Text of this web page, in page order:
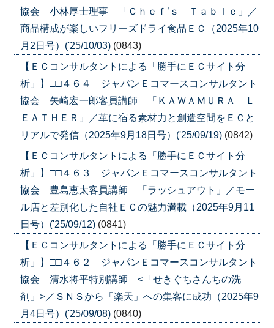
協会 小林厚士理事 「Ｃｈｅｆ’ｓ Ｔａｂｌｅ」／
商品構成が楽しいフリーズドライ食品ＥＣ（2025年10
月2日号）('25/10/03) (0843)
【ＥＣコンサルタントによる「勝手にＥＣサイト分
析」】□□４６４ ジャパンＥコマースコンサルタント
協会 矢崎宏一郎客員講師 「ＫＡＷＡＭＵＲＡ Ｌ
ＥＡＴＨＥＲ」／革に宿る素材力と創造空間をＥＣと
リアルで発信（2025年9月18日号）('25/09/19) (0842)
【ＥＣコンサルタントによる「勝手にＥＣサイト分
析」】□□４６３ ジャパンＥコマースコンサルタント
協会 豊島恵太客員講師 「ラッシュアウト」／モー
ル店と差別化した自社ＥＣの魅力満載（2025年9月11
日号）('25/09/12) (0841)
【ＥＣコンサルタントによる「勝手にＥＣサイト分
析」】□□４６２ ジャパンＥコマースコンサルタント
協会 清水将平特別講師 <「せきぐちさんちの洗
剤」>／ＳＮＳから「楽天」への集客に成功（2025年9
月4日号）('25/09/08) (0840)